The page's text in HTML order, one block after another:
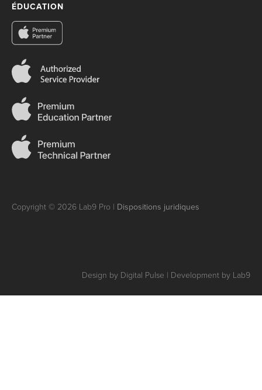
ÉDUCATION
Copyright © 2026 Lab9 Pro | Dispositions juridiques
Design by Digital Pulse | Development by Lab9